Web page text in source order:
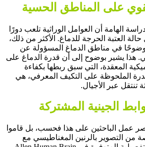
على المناطق الحسية
الهامة أن العوامل الوراثيةتلعب دورًا
العتبة الحرجة للدماغ. الأكثر من ذلك،
وضوحًا في مناطق الدماغ المسؤولة عن
هذا يشير بوضوحإلى أن قدرة الدماغ على
المعقدة، التي سبق ربطها بكفاءة
الملحوظة على التكيف المعرفي، هي
عبر الأجيال.
الجينية المشتركة
عمل الباحثين على هذا فحسب، بل قاموا
من التصوير بالرنين المغناطيسي مع